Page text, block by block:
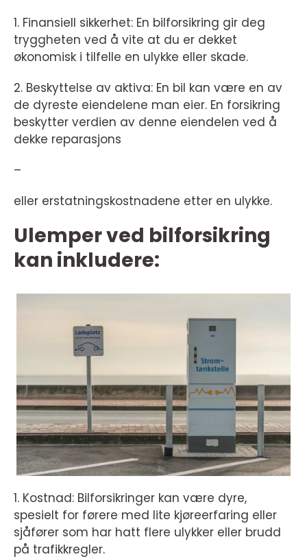
1. Finansiell sikkerhet: En bilforsikring gir deg
tryggheten ved å vite at du er dekket
økonomisk i tilfelle en ulykke eller skade.
2. Beskyttelse av aktiva: En bil kan være en av
de dyreste eiendelene man eier. En forsikring
beskytter verdien av denne eiendelen ved å
dekke reparasjons
–
eller erstatningskostnadene etter en ulykke.
Ulemper ved bilforsikring
kan inkludere:
1. Kostnad: Bilforsikringer kan være dyre,
spesielt for førere med lite kjøreerfaring eller
sjåfører som har hatt flere ulykker eller brudd
på trafikkregler.